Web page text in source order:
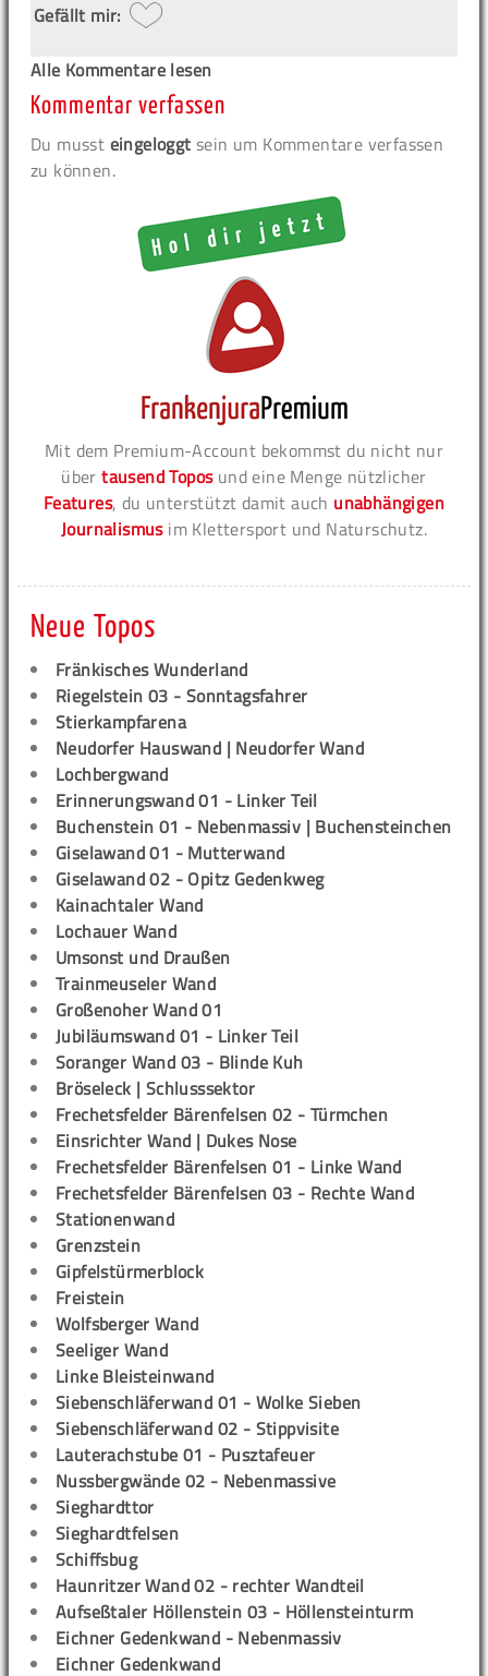
Gefällt mir:
Alle Kommentare lesen
Kommentar verfassen
Du musst eingeloggt sein um Kommentare verfassen
zu können.
Mit dem Premium-Account bekommst du nicht nur
übertausend Toposund eine Menge nützlicher
Features, du unterstützt damit auch unabhängigen
Journalismusim Klettersport und Naturschutz.
Neue Topos
Fränkisches Wunderland
Riegelstein 03 - Sonntagsfahrer
Stierkampfarena
Neudorfer Hauswand | Neudorfer Wand
Lochbergwand
Erinnerungswand 01 - Linker Teil
Buchenstein 01 - Nebenmassiv | Buchensteinchen
Giselawand 01 - Mutterwand
Giselawand 02 - Opitz Gedenkweg
Kainachtaler Wand
Lochauer Wand
Umsonst und Draußen
Trainmeuseler Wand
Großenoher Wand 01
Jubiläumswand 01 - Linker Teil
Soranger Wand 03 - Blinde Kuh
Bröseleck | Schlusssektor
Frechetsfelder Bärenfelsen 02 - Türmchen
Einsrichter Wand | Dukes Nose
Frechetsfelder Bärenfelsen 01 - Linke Wand
Frechetsfelder Bärenfelsen 03 - Rechte Wand
Stationenwand
Grenzstein
Gipfelstürmerblock
Freistein
Wolfsberger Wand
Seeliger Wand
Linke Bleisteinwand
Siebenschläferwand 01 - Wolke Sieben
Siebenschläferwand 02 - Stippvisite
Lauterachstube 01 - Pusztafeuer
Nussbergwände 02 - Nebenmassive
Sieghardttor
Sieghardtfelsen
Schiffsbug
Haunritzer Wand 02 - rechter Wandteil
Aufseßtaler Höllenstein 03 - Höllensteinturm
Eichner Gedenkwand - Nebenmassiv
Eichner Gedenkwand